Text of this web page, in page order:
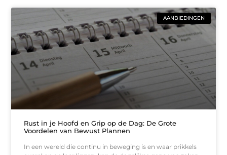
AANBIEDINGEN
Rust in je Hoofd en Grip op de Dag: De Grote
Voordelen van Bewust Plannen
In een wereld die continu in beweging is en waar prikkels